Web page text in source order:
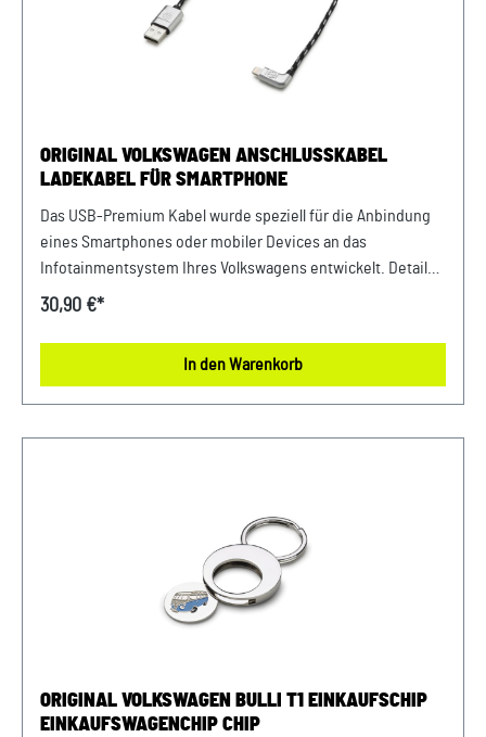
herausnehmbar Farbe: Silber Material: Zink
ORIGINAL VOLKSWAGEN ANSCHLUSSKABEL
LADEKABEL FÜR SMARTPHONE
Das USB-Premium Kabel wurde speziell für die Anbindung
eines Smartphones oder mobiler Devices an das
Infotainmentsystem Ihres Volkswagens entwickelt. Details:
Länge ca. 30 cm hochwertiger Textilmantel verchromte
Textilmantel / Kunststoff / Metall Farbe: Mehrfarbig
30,90 €*
In den Warenkorb
ORIGINAL VOLKSWAGEN BULLI T1 EINKAUFSCHIP
EINKAUFSWAGENCHIP CHIP